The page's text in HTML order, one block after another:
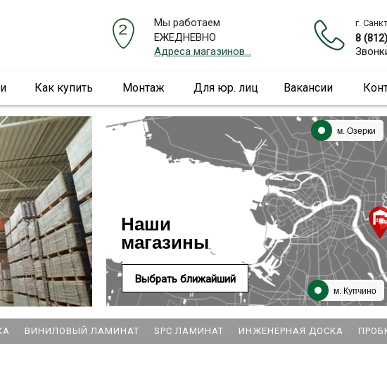
г.
8
Мы работаем
ЕЖЕДНЕВНО
Адреса магазинов...
Как купить Монтаж Для юр. лиц Вакансии
Наши
магазины
м. Озерки
м. Купчино
Выбрать ближайший
ВИНИЛОВЫЙ ЛАМИНАТ SPC ЛАМИНАТ ИНЖЕНЕРНАЯ ДОСКА